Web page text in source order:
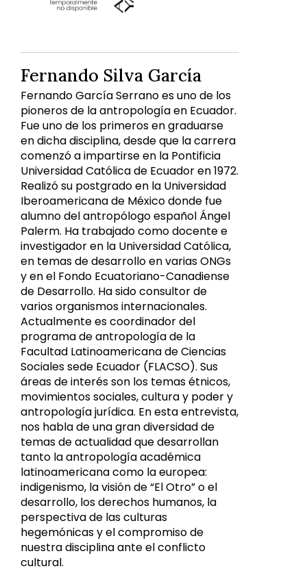
Fernando Silva García
Fernando García Serrano es uno de los
pioneros de la antropología en Ecuador.
Fue uno de los primeros en graduarse
en dicha disciplina, desde que la carrera
comenzó a impartirse en la Pontificia
Universidad Católica de Ecuador en 1972.
Realizó su postgrado en la Universidad
Iberoamericana de México donde fue
alumno del antropólogo español Ángel
Palerm. Ha trabajado como docente e
investigador en la Universidad Católica,
en temas de desarrollo en varias ONGs
y en el Fondo Ecuatoriano-Canadiense
de Desarrollo. Ha sido consultor de
varios organismos internacionales.
Actualmente es coordinador del
programa de antropología de la
Facultad Latinoamericana de Ciencias
Sociales sede Ecuador (FLACSO). Sus
áreas de interés son los temas étnicos,
movimientos sociales, cultura y poder y
antropología jurídica. En esta entrevista,
nos habla de una gran diversidad de
temas de actualidad que desarrollan
tanto la antropología académica
latinoamericana como la europea:
indigenismo, la visión de “El Otro” o el
desarrollo, los derechos humanos, la
perspectiva de las culturas
hegemónicas y el compromiso de
nuestra disciplina ante el conflicto
cultural.